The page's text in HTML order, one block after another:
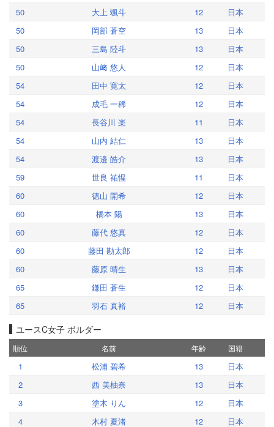
50
大上 颯斗 12
日本
50
岡部 蒼空 13
日本
50
三島 陸斗 13
日本
50
山﨑 悠人 12
日本
54
田中 寛太 12
日本
54
成毛 一稀 12
日本
54
長谷川 楽 11
日本
54
山内 結仁 13
日本
54
渡邉 皓介 13
日本
59
世良 祐惺 11
日本
60
徳山 開希 12
日本
60
橋本 陽 13
日本
60
藤代 悠真 12
日本
60
藤田 勘太郎 12
日本
60
藤原 晴生 13
日本
65
鎌田 蒼生 12
日本
65
羽石 真裕 12 日本
ユースC女子 ボルダー
順位 名前 年齢 国籍
1 松浦 碧希 13
日本
2
西 美柚奈 13
日本
3
塗木 りん 12
日本
4
木村 夏渚 12 日本